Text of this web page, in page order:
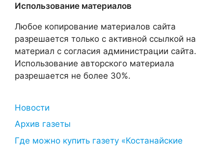
Использование материалов
Любое копирование материалов сайта
разрешается только с активной ссылкой на
материал с согласия администрации сайта.
Использование авторского материала
разрешается не более 30%.
Новости
Архив газеты
Где можно купить газету «Костанайские